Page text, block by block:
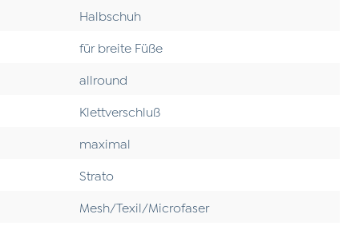
Halbschuh
für breite Füße
allround
Klettverschluß
maximal
Strato
Mesh/Texil/Microfaser